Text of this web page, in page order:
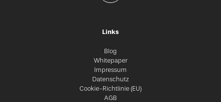
Links
Blog
Whitepaper
Impressum
Datenschutz
Cookie-Richtlinie (EU)
AGB